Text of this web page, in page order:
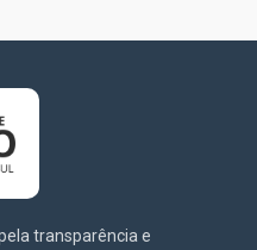
transparência e